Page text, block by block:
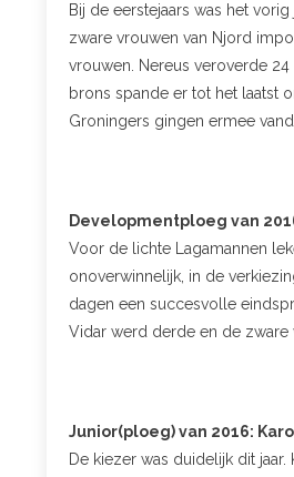
Bij de eerstejaars was het
zware vrouwen van Njord
vrouwen. Nereus veroverde
brons spande er tot het laatst
Groningers gingen ermee
Developmentploeg van
Voor de lichte Lagamannen
onoverwinnelijk, in de
dagen een succesvolle
Vidar werd derde en de zware
Junior(ploeg) van 2016:
De kiezer was duidelijk dit